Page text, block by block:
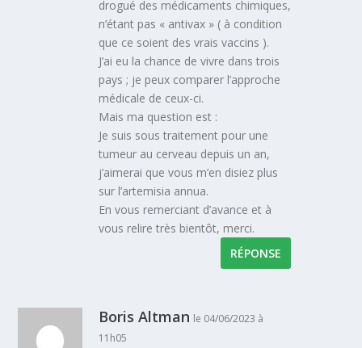
drogué des médicaments chimiques,
n’étant pas « antivax » ( à condition
que ce soient des vrais vaccins ).
J’ai eu la chance de vivre dans trois
pays ; je peux comparer l’approche
médicale de ceux-ci.
Mais ma question est :
Je suis sous traitement pour une
tumeur au cerveau depuis un an,
j’aimerai que vous m’en disiez plus
sur l’artemisia annua.
En vous remerciant d’avance et à
vous relire très bientôt, merci.
RÉPONSE
Boris Altman le 04/06/2023 à
11h05